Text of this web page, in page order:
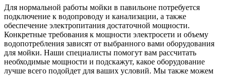
Для нормальной работы мойки в павильоне потребуется
подключение к водопроводу и канализации, а также
обеспечение электропитания достаточной мощности.
Конкретные требования к мощности электросети и объему
водопотребления зависят от выбранного вами оборудования
для мойки. Наши специалисты помогут вам рассчитать
необходимые мощности и подскажут, какое оборудование
лучше всего подойдет для ваших условий. Мы также можем